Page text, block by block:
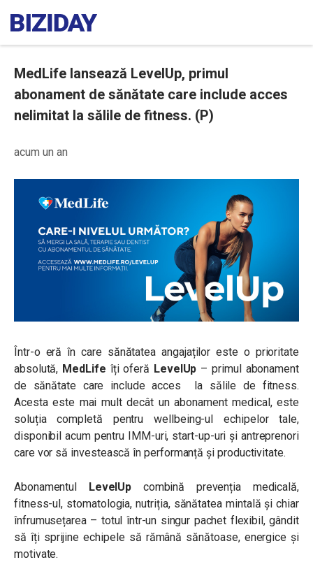
MedLife lansează LevelUp, primul
abonament de sănătate care include acces
nelimitat la sălile de fitness. (P)
acum un an
Într-o eră în care sănătatea angajaților este o prioritate
absolută, MedLife îți oferă LevelUp – primul abonament
de sănătate care include acces la sălile de fitness.
Acesta este mai mult decât un abonament medical, este
soluția completă pentru wellbeing-ul echipelor tale,
disponibil acum pentru IMM-uri, start-up-uri și antreprenori
care vor să investească în performanță și productivitate.
Abonamentul LevelUp combină prevenția medicală,
fitness-ul, stomatologia, nutriția, sănătatea mintală și chiar
înfrumusețarea – totul într-un singur pachet flexibil, gândit
să îți sprijine echipele să rămână sănătoase, energice și
motivate.